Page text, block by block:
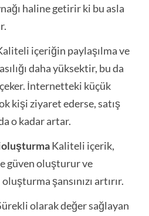
haline getirir ki bu asla
içeriğin paylaşılma ve
daha yüksektir, bu da
İnternetteki küçük
kişi ziyaret ederse, satış
o kadar artar.
oluşturmaKaliteli içerik,
güven oluşturur ve
şansınızı artırır.
olarak değer sağlayan